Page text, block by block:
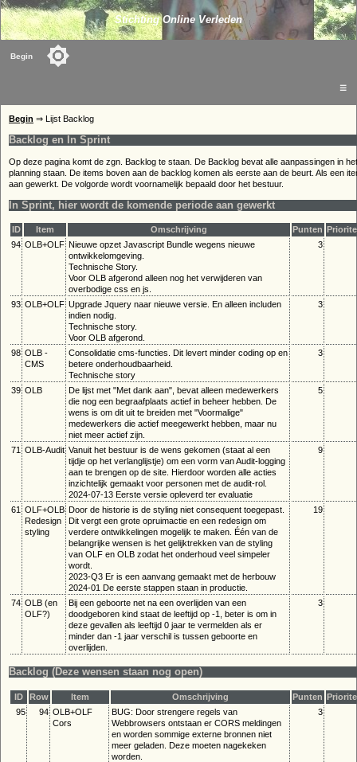
Stichting Online Verleden
Begin
☰
Begin ⇒ Lijst Backlog
Backlog en In Sprint
Op deze pagina komt de zgn. Backlog te staan. De Backlog bevat alle aanpassingen in
planning staan. De items boven aan de backlog komen als eerste aan de beurt. Als een
aan gewerkt. De volgorde wordt voornamelijk bepaald door het bestuur.
In Sprint, hier wordt de komende periode aan gewerkt
ID Item Omschrijving Punten
94 OLB+OLF Nieuwe opzet Javascript Bundle wegens nieuwe
ontwikkelomgeving.
Technische Story.
Voor OLB afgerond alleen nog het verwijderen van
overbodige css en js.
3
93 OLB+OLF Upgrade Jquery naar nieuwe versie. En alleen includen
indien nodig.
Technische story.
Voor OLB afgerond.
3
98 OLB -
CMS
Consolidatie cms-functies. Dit levert minder coding op en
betere onderhoudbaarheid.
Technische story
3
39 OLB
De lijst met "Met dank aan", bevat alleen medewerkers
die nog een begraafplaats actief in beheer hebben. De
wens is om dit uit te breiden met "Voormalige"
medewerkers die actief meegewerkt hebben, maar nu
niet meer actief zijn.
5
71 OLB-Audit Vanuit het bestuur is de wens gekomen (staat al een
tijdje op het verlanglijstje) om een vorm van Audit-logging
aan te brengen op de site. Hierdoor worden alle acties
inzichtelijk gemaakt voor personen met de audit-rol.
2024-07-13 Eerste versie opleverd ter evaluatie
9
61
OLF+OLB
Redesign
styling
Door de historie is de styling niet consequent toegepast.
Dit vergt een grote opruimactie en een redesign om
verdere ontwikkelingen mogelijk te maken. Één van de
belangrijke wensen is het gelijktrekken van de styling
van OLF en OLB zodat het onderhoud veel simpeler
wordt.
2023-Q3 Er is een aanvang gemaakt met de herbouw
2024-01 De eerste stappen staan in productie.
19
74 OLB (en
OLF?)
Bij een geboorte net na een overlijden van een
doodgeboren kind staat de leeftijd op -1, beter is om in
deze gevallen als leeftijd 0 jaar te vermelden als er
minder dan -1 jaar verschil is tussen geboorte en
overlijden.
3
Backlog (Deze wensen staan nog open)
ID Row Item Omschrijving Punten
95
94 OLB+OLF
Cors
BUG: Door strengere regels van
Webbrowsers ontstaan er CORS meldingen
en worden sommige externe bronnen niet
meer geladen. Deze moeten nagekeken
worden.
3